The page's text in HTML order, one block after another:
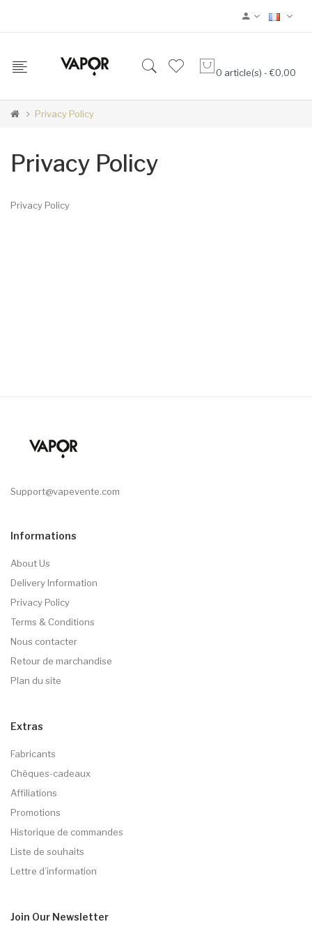
0 article(s) - €0,00
Privacy Policy
Privacy Policy
Privacy Policy
Support@vapevente.com
Informations
About Us
Delivery Information
Privacy Policy
Terms & Conditions
Nous contacter
Retour de marchandise
Plan du site
Extras
Fabricants
Chèques-cadeaux
Affiliations
Promotions
Historique de commandes
Liste de souhaits
Lettre d’information
Join Our Newsletter